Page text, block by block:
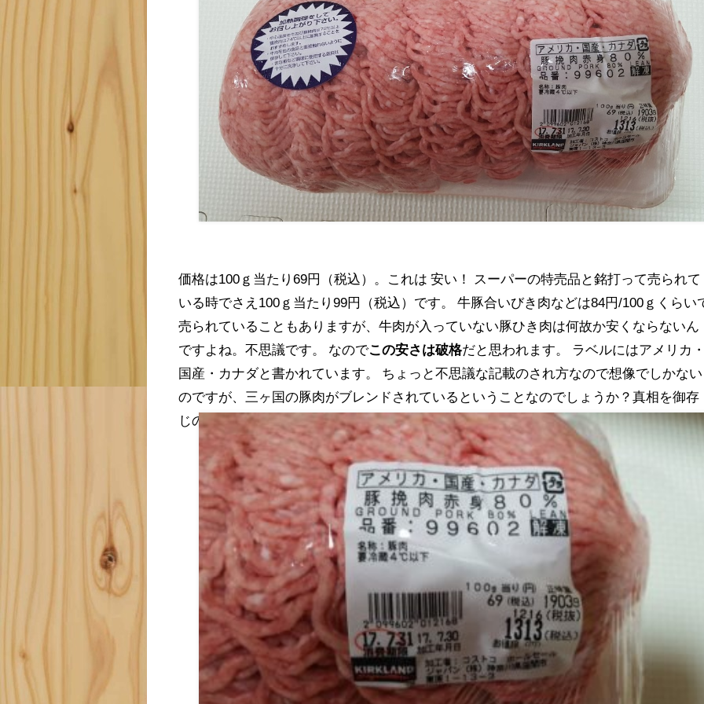
価格は100ｇ当たり69円（税込）。これは 安い！ スーパーの特売品と銘打って売られて
いる時でさえ100ｇ当たり99円（税込）です。 牛豚合いびき肉などは84円/100ｇくらい
売られていることもありますが、牛肉が入っていない豚ひき肉は何故か安くならないん
ですよね。不思議です。 なのでこの安さは破格だと思われます。 ラベルにはアメリカ
国産・カナダと書かれています。 ちょっと不思議な記載のされ方なので想像でしかない
のですが、三ヶ国の豚肉がブレンドされているということなのでしょうか？真相を御存
じの方がいたら教えていただきたいです。